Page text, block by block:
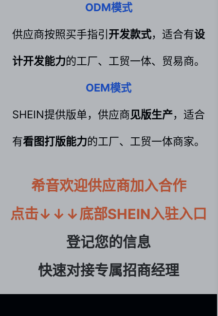
ODM模式
供应商按照买手指引 开发款式，适合有设
计开发能力的工厂、工贸一体、贸易商。
OEM模式
SHEIN提供版单，供应商见版生产，适合
有看图打版能力的工厂、工贸一体商家。
希音欢迎供应商加入合作
点击↓↓↓底部SHEIN入驻入口
登记您的信息
快速对接专属招商经理